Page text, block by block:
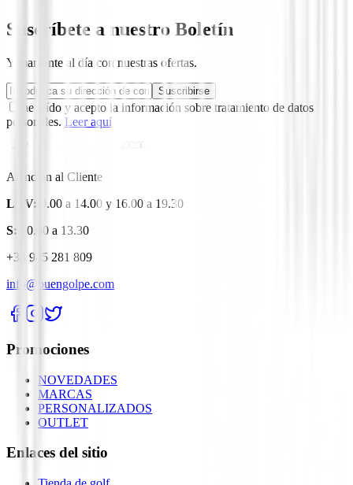
Suscríbete a nuestro Boletín
Y mantente al día con nuestras ofertas.
Suscribirse
he leído y acepto la información sobre tratamiento de datos
personales. Leer aquí
Atención al Cliente
L - V:
9.00 a 14.00 y 16.00 a 19.30
S:
10.00 a 13.30
+34 945 281 809
info@buengolpe.com
Promociones
NOVEDADES
MARCAS
PERSONALIZADOS
OUTLET
Enlaces del sitio